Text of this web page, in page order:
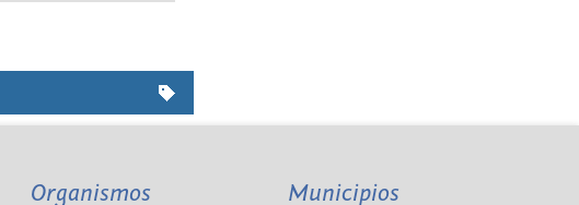
Organismos Municipios